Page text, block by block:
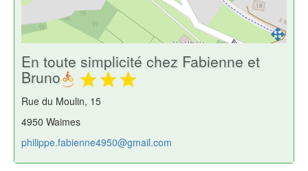
En toute simplicité chez Fabienne et
Bruno
Rue du Moulin, 15
4950 Waimes
philippe.fabienne4950@gmail.com